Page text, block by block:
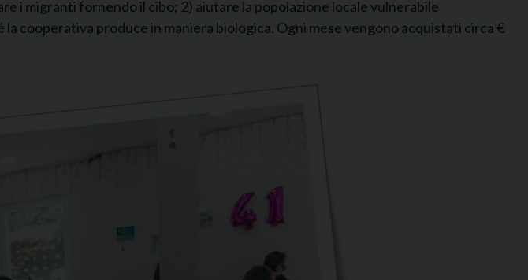
i migranti fornendo il cibo; 2) aiutare la popolazione locale vulnerabile
cooperativa produce in maniera biologica. Ogni mese vengono acquistati circa €